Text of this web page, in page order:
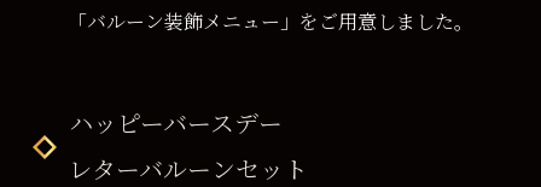
「バルーン装飾メニュー」をご用意しました。
ハッピーバースデー
レターバルーンセット